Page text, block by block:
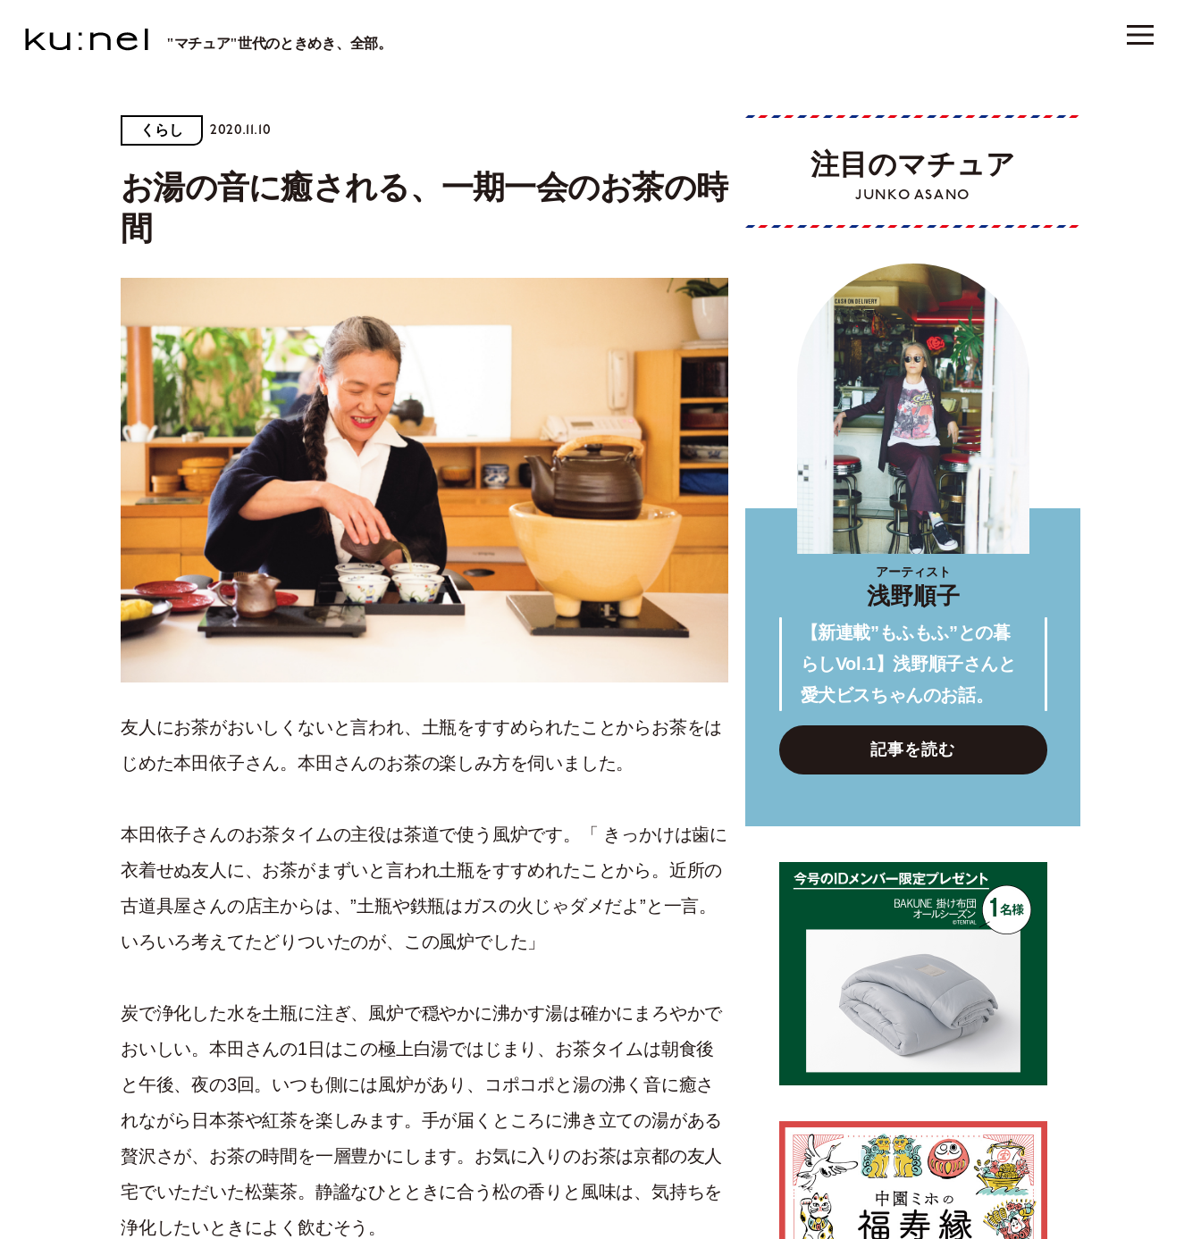
"マチュア"世代のときめき、全部。
くらし 2020.11.10
お湯の音に癒される、一期一会のお茶の時
間
友人にお茶がおいしくないと言われ、土瓶をすすめられたことからお茶をは
じめた本田依子さん。本田さんのお茶の楽しみ方を伺いました。
本田依子さんのお茶タイムの主役は茶道で使う風炉です。「 きっかけは歯に
衣着せぬ友人に、お茶がまずいと言われ土瓶をすすめれたことから。近所の
古道具屋さんの店主からは、”土瓶や鉄瓶はガスの火じゃダメだよ”と一言。
いろいろ考えてたどりついたのが、この風炉でした」
炭で浄化した水を土瓶に注ぎ、風炉で穏やかに沸かす湯は確かにまろやかで
おいしい。本田さんの1日はこの極上白湯ではじまり、お茶タイムは朝食後
と午後、夜の3回。いつも側には風炉があり、コポコポと湯の沸く音に癒さ
れながら日本茶や紅茶を楽しみます。手が届くところに沸き立ての湯がある
贅沢さが、お茶の時間を一層豊かにします。お気に入りのお茶は京都の友人
宅でいただいた松葉茶。静謐なひとときに合う松の香りと風味は、気持ちを
浄化したいときによく飲むそう。
注目のマチュア
JUNKO ASANO
アーティスト
浅野順子
【新連載”もふもふ”との暮
らしVol.1】浅野順子さんと
愛犬ビスちゃんのお話。
記事を読む